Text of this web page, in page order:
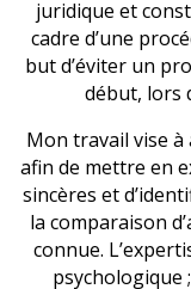
juridique et
cadre d’une
but d’éviter un
début, lors
Mon travail vise à
afin de mettre en
sincères et
la comparaison
connue.
psychologique